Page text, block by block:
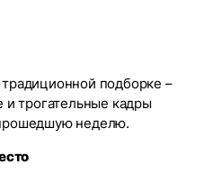
подборке –
трогательные кадры
неделю.